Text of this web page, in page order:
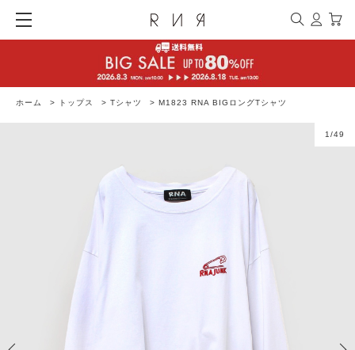
ホーム > トップス > Tシャツ > M1823 RNA BIGロングTシャツ
1 /49